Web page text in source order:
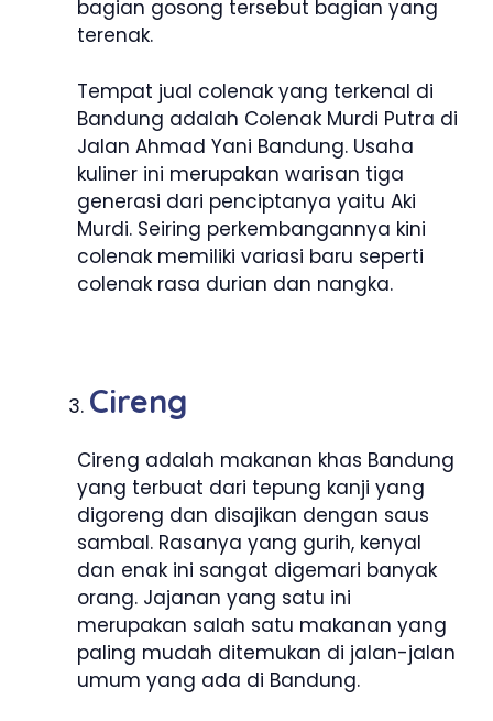
bagian gosong tersebut bagian yang
terenak.
Tempat jual colenak yang terkenal di
Bandung adalah Colenak Murdi Putra di
Jalan Ahmad Yani Bandung. Usaha
kuliner ini merupakan warisan tiga
generasi dari penciptanya yaitu Aki
Murdi. Seiring perkembangannya kini
colenak memiliki variasi baru seperti
colenak rasa durian dan nangka.
Cireng
Cireng adalah makanan khas Bandung
yang terbuat dari tepung kanji yang
digoreng dan disajikan dengan saus
sambal. Rasanya yang gurih, kenyal
dan enak ini sangat digemari banyak
orang. Jajanan yang satu ini
merupakan salah satu makanan yang
paling mudah ditemukan di jalan-jalan
umum yang ada di Bandung.